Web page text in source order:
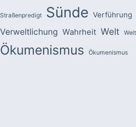
Straßenpredigt Sünde Verführung
Verweltlichung Wahrheit Welt
Ökumenismus Ökumenismus